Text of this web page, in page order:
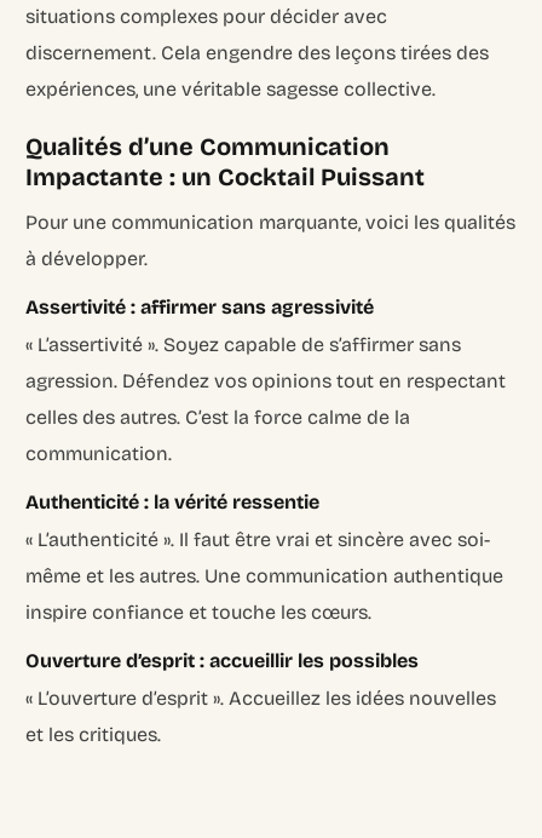
situations complexes pour décider avec
discernement. Cela engendre des leçons tirées des
expériences, une véritable sagesse collective.
Qualités d’une Communication
Impactante : un Cocktail Puissant
Pour une communication marquante, voici les qualités
à développer.
Assertivité : affirmer sans agressivité
« L’assertivité ». Soyez capable de s’affirmer sans
agression. Défendez vos opinions tout en respectant
celles des autres. C’est la force calme de la
communication.
Authenticité : la vérité ressentie
« L’authenticité ». Il faut être vrai et sincère avec soi-
même et les autres. Une communication authentique
inspire confiance et touche les cœurs.
Ouverture d’esprit : accueillir les possibles
« L’ouverture d’esprit ». Accueillez les idées nouvelles
et les critiques.